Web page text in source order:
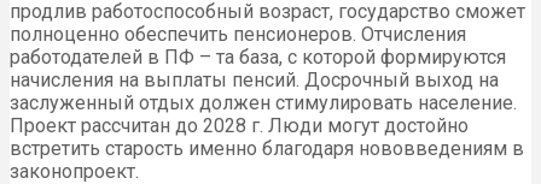
продлив работоспособный возраст, государство сможет
полноценно обеспечить пенсионеров. Отчисления
работодателей в ПФ – та база, с которой формируются
начисления на выплаты пенсий. Досрочный выход на
заслуженный отдых должен стимулировать население.
Проект рассчитан до 2028 г. Люди могут достойно
встретить старость именно благодаря нововведениям в
законопроект.